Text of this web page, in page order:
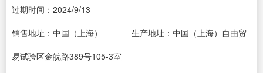
过期时间： 2024/9/13
销售地址：中国（上海）
生产地址：中国（上海）自由贸
易试验区金皖路389号105-3室